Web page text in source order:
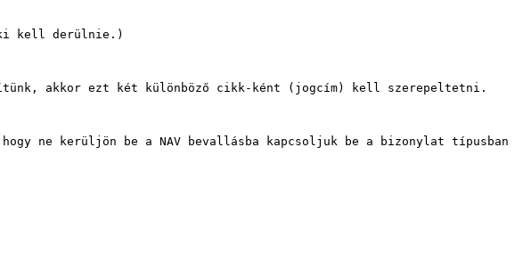
ki kell derülnie.)
akkor ezt két különböző cikk-ként (jogcím) kell szerepeltetni.
ne kerüljön be a NAV bevallásba kapcsoljuk be a bizonylat típusban